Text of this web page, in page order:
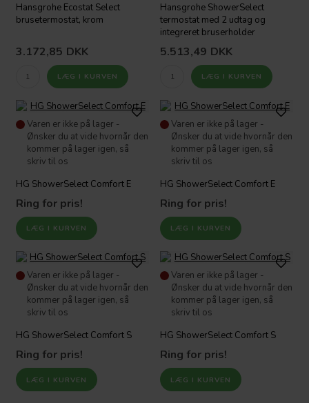
Hansgrohe Ecostat Select
brusetermostat, krom
3.172,85 DKK
Hansgrohe ShowerSelect
termostat med 2 udtag og
integreret bruserholder
5.513,49 DKK
Varen er ikke på lager -
Ønsker du at vide hvornår den
kommer på lager igen, så
skriv til os
HG ShowerSelect Comfort E
Ring for pris!
Varen er ikke på lager -
Ønsker du at vide hvornår den
kommer på lager igen, så
skriv til os
HG ShowerSelect Comfort E
Ring for pris!
Varen er ikke på lager -
Ønsker du at vide hvornår den
kommer på lager igen, så
skriv til os
HG ShowerSelect Comfort S
Ring for pris!
Varen er ikke på lager -
Ønsker du at vide hvornår den
kommer på lager igen, så
skriv til os
HG ShowerSelect Comfort S
Ring for pris!